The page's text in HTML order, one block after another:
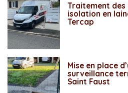
Traitement
isolation en
Tercap
Mise en place
surveillance
Saint Faust